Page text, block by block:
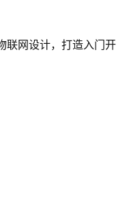
联网设计，打造入门开